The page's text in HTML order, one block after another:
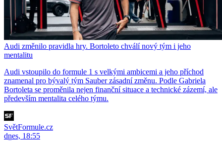
Audi změnilo pravidla hry. Bortoleto chválí nový tým i jeho
mentalitu
Audi vstoupilo do formule 1 s velkými ambicemi a jeho příchod
znamenal pro bývalý tým Sauber zásadní změnu. Podle Gabriela
Bortoleta se proměnila nejen finanční situace a technické zázemí, ale
především mentalita celého týmu.
SvětFormule.cz
dnes, 18:55